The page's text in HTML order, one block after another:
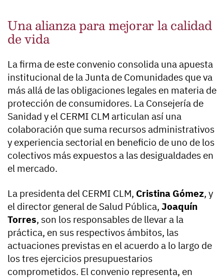
Una alianza para mejorar la calidad
de vida
La firma de este convenio consolida una apuesta
institucional de la Junta de Comunidades que va
más allá de las obligaciones legales en materia de
protección de consumidores. La Consejería de
Sanidad y el CERMI CLM articulan así una
colaboración que suma recursos administrativos
y experiencia sectorial en beneficio de uno de los
colectivos más expuestos a las desigualdades en
el mercado.
La presidenta del CERMI CLM, Cristina Gómez, y
el director general de Salud Pública, Joaquín
Torres, son los responsables de llevar a la
práctica, en sus respectivos ámbitos, las
actuaciones previstas en el acuerdo a lo largo de
los tres ejercicios presupuestarios
comprometidos. El convenio representa, en